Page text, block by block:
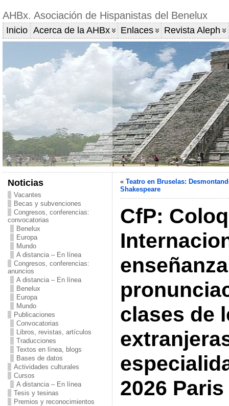
AHBx. Asociación de Hispanistas del Benelux
Inicio Acerca de la AHBx Enlaces Revista Aleph
Noticias
Vacantes
Becas y subvenciones
Congresos, conferencias:
convocatorias
Benelux
Europa
Mundo
A distancia – En línea
Congresos, conferencias:
anuncios
A distancia – En línea
Benelux
Europa
Mundo
Publicaciones
Convocatorias
Libros, revistas, artículos
Traducciones
Textos en línea, blogs
Bases de datos
Actividades culturales
Cursos
A distancia – En línea
Tesis y tesinas
Premios y reconocimientos
« Teatro en Bruselas:
Shakespeare
CfP:
clases de
2026